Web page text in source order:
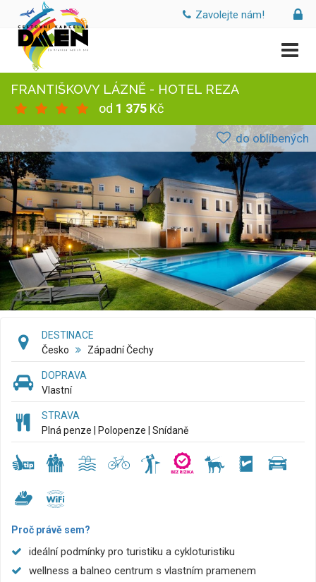
Zavolejte nám!
FRANTIŠKOVY LÁZNĚ - HOTEL REZA
od 1 375 Kč
do oblíbených
DESTINACE
Česko
Západní Čechy
DOPRAVA
Vlastní
STRAVA
Plná penze | Polopenze | Snídaně
Proč právě sem?
ideální podmínky pro turistiku a cykloturistiku
wellness a balneo centrum s vlastním pramenem